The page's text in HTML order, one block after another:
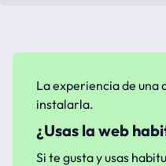
La experiencia de una
instalarla.
¿Usas la web
Si te gusta y usas